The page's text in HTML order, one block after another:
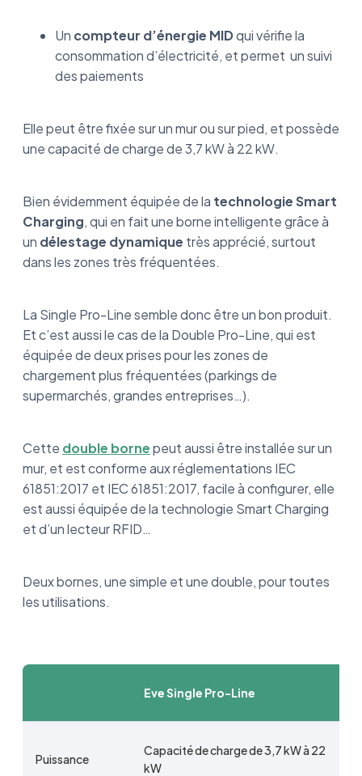
Un compteur d’énergie MIDqui vérifie la
consommation d’électricité, et permet un suivi
des paiements
Elle peut être fixée sur un mur ou sur pied, et possède
une capacité de charge de 3,7 kW à 22 kW.
Bien évidemment équipée de la technologie Smart
Charging, qui en fait une borne intelligente grâce à
un délestage dynamique très apprécié, surtout
dans les zones très fréquentées.
La Single Pro-Line semble donc être un bon produit.
Et c’est aussi le cas de la Double Pro-Line, qui est
équipée de deux prises pour les zones de
chargement plus fréquentées (parkings de
supermarchés, grandes entreprises…).
Cette double bornepeut aussi être installée sur un
mur, et est conforme aux réglementations IEC
61851:2017 et IEC 61851:2017, facile à configurer, elle
est aussi équipée de la technologie Smart Charging
et d’un lecteur RFID…
Deux bornes, une simple et une double, pour toutes
les utilisations.
Eve Single Pro-Line
Puissance
Capacité de charge de 3,7 kW à 22
kW